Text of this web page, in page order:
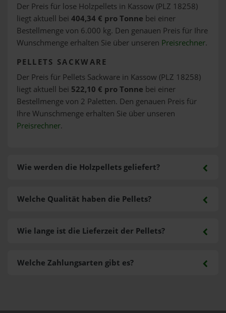
Der Preis für lose Holzpellets in Kassow (PLZ 18258)
liegt aktuell bei 404,34 € pro Tonne bei einer
Bestellmenge von 6.000 kg. Den genauen Preis für Ihre
Wunschmenge erhalten Sie über unseren Preisrechner.
PELLETS SACKWARE
Der Preis für Pellets Sackware in Kassow (PLZ 18258)
liegt aktuell bei 522,10 € pro Tonne bei einer
Bestellmenge von 2 Paletten. Den genauen Preis für
Ihre Wunschmenge erhalten Sie über unseren
Preisrechner.
Wie werden die Holzpellets geliefert?
Welche Zahlungsarten gibt es?
Welche Qualität haben die Pellets?
Wie lange ist die Lieferzeit der Pellets?